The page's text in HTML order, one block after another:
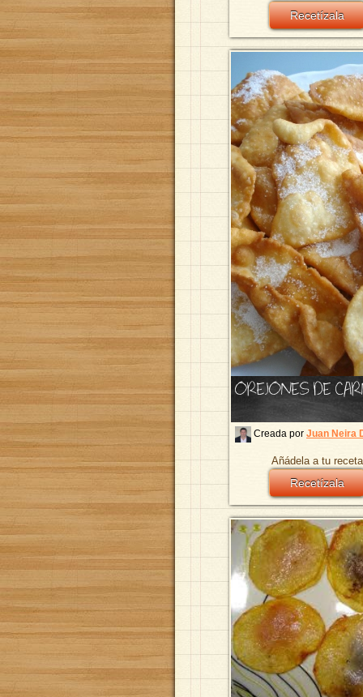
Recetízala
OREJONES DE
Creada por Juan Neira
Añádela a tu
Recetízala